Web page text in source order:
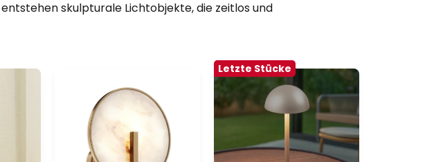
skulpturale Lichtobjekte, die zeitlos und
Letzte Stücke